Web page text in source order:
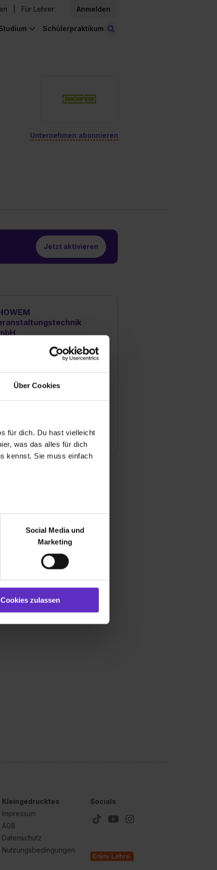
Über Cookies
für dich. Du hast vielleicht
was das alles für dich
kennst. Sie muss einfach
bei Benutzung der
zu analysieren
soziale Medien, Werbung
bereitgestellt hast oder die
auch damit
du nur bestimmte
Media und Marketing“
dir erteilte Einwilligung
dem Punkt
du durch Klick auf
Social Media und
Marketing
Cookies zulassen
Für Lehrer Anmelden
Schülerpraktikum
Unternehmen abonnieren
Jetzt aktivieren
12
Großmehring
8456 9666 0
Mail anzeigen
Kleingedrucktes
Impressum
AGB
Datenschutz
Nutzungsbedingungen
Socials